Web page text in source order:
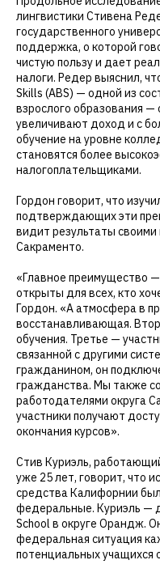
лингвистики Стивена
государственного
поддержка, о которой
чистую пользу и дает
налоги. Редер выяснил,
Skills (ABS) — одной из
взрослого образования
увеличивают доход и с
обучение на уровне
становятся более
налогоплательщиками.
Гордон говорит, что
подтверждающих эти
видит результаты своими
Сакраменто.
«Главное преимущество
открыты для всех, кто
Гордон. «А атмосфера в
восстанавливающая.
обучения. Третье —
связанной с другими
гражданином, он
гражданства. Мы также
работодателями округа
участники получают
окончания курсов».
Стив Куриэль,
уже 25 лет, говорит, что
средства Калифорнии
федеральные. Куриэль —
School в округе Орандж.
федеральная ситуация
потенциальных учащихся